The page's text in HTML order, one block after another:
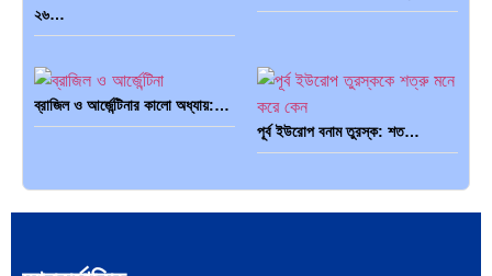
২৬…
ব্রাজিল ও আর্জেন্টিনার কালো অধ্যায়:…
পূর্ব ইউরোপ বনাম তুরস্ক: শত…